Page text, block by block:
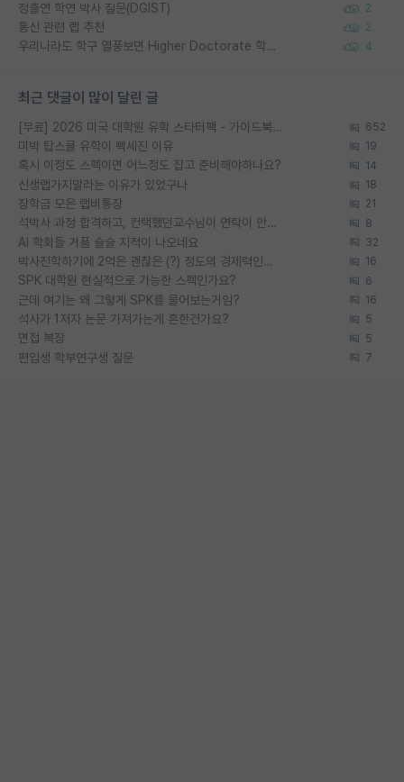
정출연 학연 박사 질문(DGIST) 2
통신 관련 랩 추천 2
우리나라도 학구 열풍보면 Higher Doctorate 학위가 필요하다고 봅니다. 4
최근 댓글이 많이 달린 글
[무료] 2026 미국 대학원 유학 스타터팩 - 가이드북 & 합격자 컨택메일 템플릿 652
미박 탑스쿨 유학이 빡세진 이유 19
혹시 이정도 스펙이면 어느정도 잡고 준비해야하나요? 14
신생랩가지말라는 이유가 있었구나 18
장학금 모은 랩비통장 21
석박사 과정 합격하고, 컨택했던교수님이 연락이 안됩니다... 8
AI 학회들 거품 슬슬 지적이 나오네요 32
박사진학하기에 2억은 괜찮은 (?) 정도의 경제력인가요 16
SPK 대학원 현실적으로 가능한 스펙인가요? 6
근데 여기는 왜 그렇게 SPK를 물어보는거임? 16
석사가 1저자 논문 가져가는게 흔한건가요? 5
면접 복장 5
편입생 학부연구생 질문 7